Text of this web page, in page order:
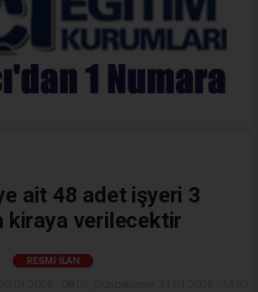
ait 48 adet işyeri 3
kiraya verilecektir
RESMI İLAN